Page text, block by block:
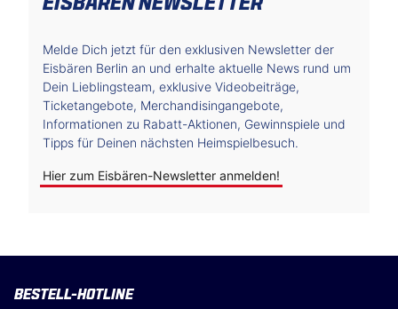
Melde Dich jetzt für den exklusiven Newsletter der
Eisbären Berlin an und erhalte aktuelle News rund um
Dein Lieblingsteam, exklusive Videobeiträge,
Ticketangebote, Merchandisingangebote,
Informationen zu Rabatt-Aktionen, Gewinnspiele und
Tipps für Deinen nächsten Heimspielbesuch.
Hier zum Eisbären-Newsletter anmelden!
BESTELL-HOTLINE